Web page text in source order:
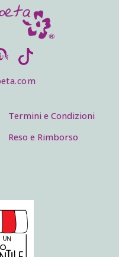
TikTok
Legal menu
Termini e Condizioni
Reso e Rimborso